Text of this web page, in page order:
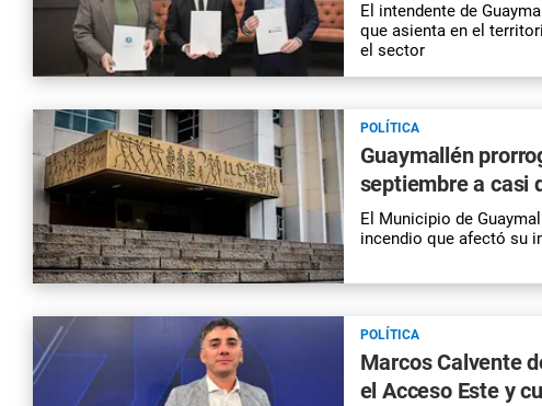
El intendente de
que asienta en el
el sector
POLÍTICA
Guaymallén
septiembre a casi
El Municipio de
incendio que afectó su
POLÍTICA
Marcos Calvente
el Acceso Este y